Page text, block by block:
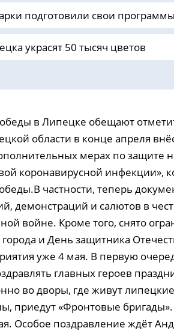
подготовили свои программы
украсят 50 тысяч цветов
в Липецке обещают
области в конце апреля
мерах по защите
коронавирусной инфекции»,
частности, теперь
демонстраций и салютов в
войне. Кроме того, снято
и День защитника
уже 4 мая. В первую
главных героев
во дворы, где живут
приедут «Фронтовые
Особое поздравление ждёт